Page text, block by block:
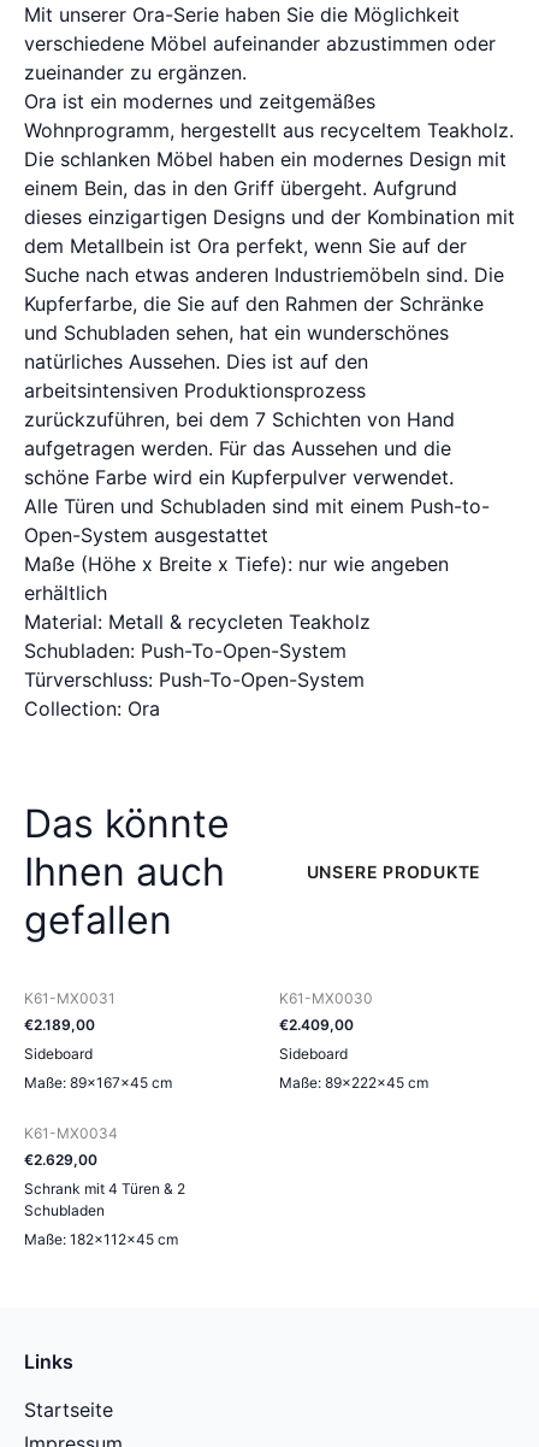
Mit unserer Ora-Serie haben Sie die Möglichkeit
verschiedene Möbel aufeinander abzustimmen oder
zueinander zu ergänzen.
Ora ist ein modernes und zeitgemäßes
Wohnprogramm, hergestellt aus recyceltem Teakholz.
Die schlanken Möbel haben ein modernes Design mit
einem Bein, das in den Griff übergeht. Aufgrund
dieses einzigartigen Designs und der Kombination mit
dem Metallbein ist Ora perfekt, wenn Sie auf der
Suche nach etwas anderen Industriemöbeln sind. Die
Kupferfarbe, die Sie auf den Rahmen der Schränke
und Schubladen sehen, hat ein wunderschönes
natürliches Aussehen. Dies ist auf den
arbeitsintensiven Produktionsprozess
zurückzuführen, bei dem 7 Schichten von Hand
aufgetragen werden. Für das Aussehen und die
schöne Farbe wird ein Kupferpulver verwendet.
Alle Türen und Schubladen sind mit einem Push-to-
Open-System ausgestattet
Maße (Höhe x Breite x Tiefe): nur wie angeben
erhältlich
Material: Metall & recycleten Teakholz
Schubladen: Push-To-Open-System
Türverschluss: Push-To-Open-System
Collection: Ora
Das könnte
Ihnen auch
gefallen
UNSERE PRODUKTE
K61-MX0031
€2.189,00
Sideboard
Maße: 89×167×45 cm
K61-MX0030
€2.409,00
Sideboard
Maße: 89×222×45 cm
K61-MX0034
€2.629,00
Schrank mit 4 Türen & 2
Schubladen
Maße: 182×112×45 cm
Links
Startseite